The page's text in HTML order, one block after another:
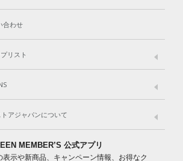
Hair（ヘア） Oral care（オーラルケア）
（グッズ）
Gift set
Subscription（定期便）
合わせ
リスト
List
Instagram Facebook
トアジャパンについて
ご利用規約
プライバシーポリシー
MEMBER’S 公式アプリ
表示や新商品、キャンペーン情報、お得なク